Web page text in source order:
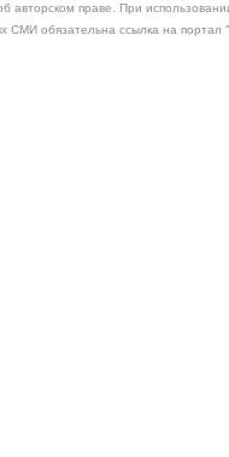
праве. При
СМИ обязательна ссылка на